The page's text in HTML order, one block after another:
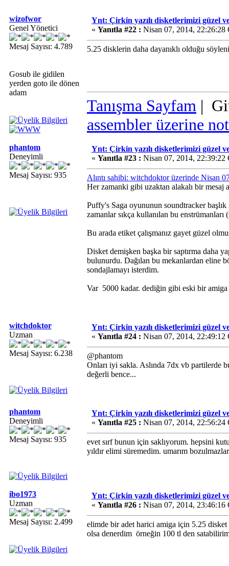
wizofwor
Genel Yönetici
Mesaj Sayısı: 4.789
Gosub ile gidilen
yerden goto ile dönen
adam
Ynt: Çirkin yazılı disketlerimizi güzel
« Yanıtla #22 : Nisan 07, 2014, 22:26:28
5.25 disklerin daha dayanıklı olduğu
Tanışma Sayfam |
assembler üzerine
phantom
Deneyimli
Mesaj Sayısı: 935
Ynt: Çirkin yazılı disketlerimizi güzel
« Yanıtla #23 : Nisan 07, 2014, 22:39:22
Alıntı sahibi: witchdoktor üzerinde Nisan
Her zamanki gibi uzaktan alakalı bir mesaj
Puffy's Saga oyununun soundtracker
zamanlar sıkça kullanılan bu
Bu arada etiket çalışmanız gayet güzel
Disket demişken başka bir saptırma daha
bulunurdu. Dağılan bu mekanlardan eline
sondajlamayı isterdim.
Var 5000 kadar. dediğin gibi eski bir amiga
witchdoktor
Uzman
Mesaj Sayısı: 6.238
Ynt: Çirkin yazılı disketlerimizi güzel
« Yanıtla #24 : Nisan 07, 2014, 22:49:12
@phantom
Onları iyi sakla. Aslında 7dx vb partilerde
değerli bence...
phantom
Deneyimli
Mesaj Sayısı: 935
Ynt: Çirkin yazılı disketlerimizi güzel
« Yanıtla #25 : Nisan 07, 2014, 22:56:24
evet sırf bunun için saklıyorum. hepsini
yıldır elimi süremedim. umarım
ibo1973
Uzman
Mesaj Sayısı: 2.499
Ynt: Çirkin yazılı disketlerimizi güzel
« Yanıtla #26 : Nisan 07, 2014, 23:46:16
elimde bir adet harici amiga için 5.25
olsa denerdim örneğin 100 tl den